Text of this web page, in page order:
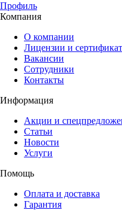
Профиль
Компания
О компании
Лицензии и
Вакансии
Сотрудники
Контакты
Информация
Акции и
Статьи
Новости
Услуги
Помощь
Оплата и доставка
Гарантия